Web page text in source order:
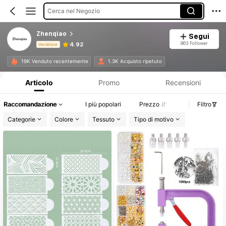
Cerca nel Negozio
Zhenqiao
Venditore 4.92
Segui
863 Follower
19K Venduto recentemente 1.3K Acquisto ripetuto
Articolo Promo Recensioni
Raccomandazione I più popolari Prezzo
Filtro
Categorie
Colore Tessuto Tipo di motivo